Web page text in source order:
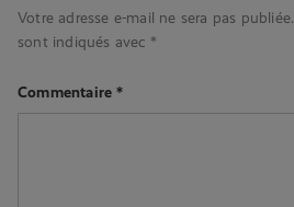
Votre adresse e-mail ne sera pas publiée.
sont indiqués avec *
Commentaire*